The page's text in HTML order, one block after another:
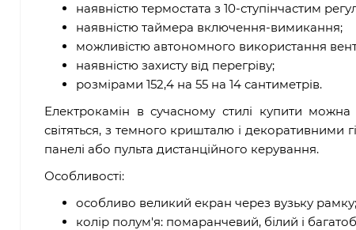
наявністю термостата з 10-ступінчастим
наявністю таймера включення-вимикання;
можливістю автономного використання
наявністю захисту від перегріву;
розмірами 152,4 на 55 на 14 сантиметрів.
Електрокамін в сучасному стилі купити
світяться, з темного кришталю і декоративними
панелі або пульта дистанційного керування.
Особливості:
особливо великий екран через вузьку рамку;
колір полум'я: помаранчевий, білий і